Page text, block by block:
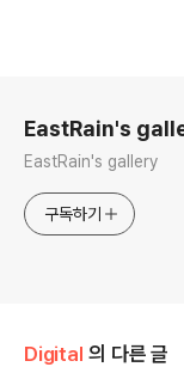
EastRain's
EastRain's gallery
구독하기
Digital 의 다른 글